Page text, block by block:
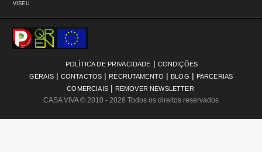
VISEU
POLÍTICA DE PRIVACIDADE | CONDIÇÕES
GERAIS | CONTACTOS | RECRUTAMENTO | BLOG | PARCERIAS
COMERCIAIS | REMOVER NEWSLETTER
CASA VIVA© 2010 - 2026 Todos os direitos reservados